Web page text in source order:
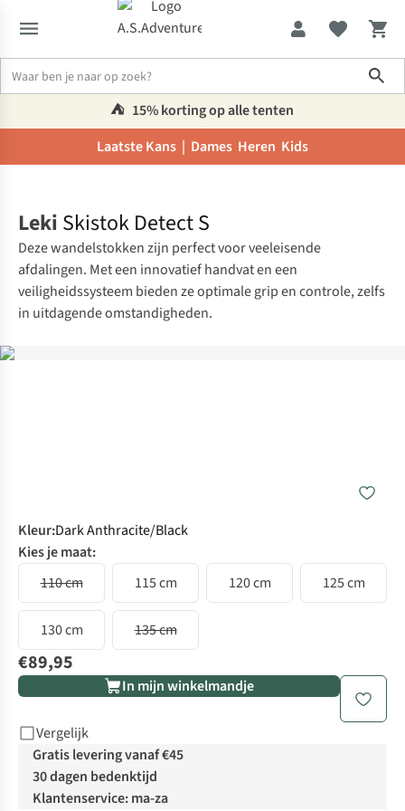
⛺️ 15% korting op alle tenten
Laatste Kans | Dames Heren Kids
Leki Skistok Detect S
Deze wandelstokken zijn perfect voor veeleisende
afdalingen. Met een innovatief handvat en een
veiligheidssysteem bieden ze optimale grip en controle, zelfs
in uitdagende omstandigheden.
Kleur:Dark Anthracite/Black
Kies je maat:
110 cm
115 cm 120 cm 125 cm
130 cm 135 cm
€89,95
In mijn winkelmandje
Vergelijk
Gratis levering vanaf €45
30 dagen bedenktijd
Klantenservice: ma-za